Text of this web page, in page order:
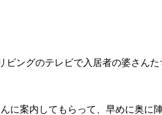
ングのテレビで入居者の婆さんた
に案内してもらって、早めに奥に